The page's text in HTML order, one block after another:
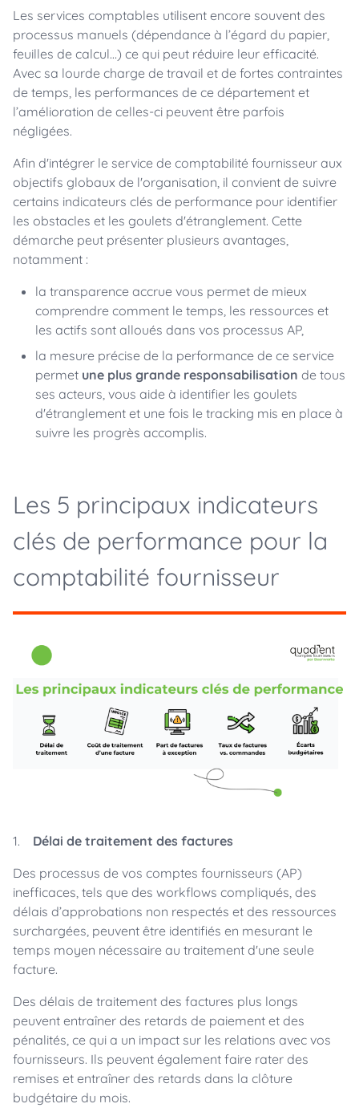
Les services comptables utilisent encore souvent des
processus manuels (dépendance à l’égard du papier,
feuilles de calcul…) ce qui peut réduire leur efficacité.
Avec sa lourde charge de travail et de fortes contraintes
de temps, les performances de ce département et
l’amélioration de celles-ci peuvent être parfois
négligées.
Afin d'intégrer le service de comptabilité fournisseur aux
objectifs globaux de l'organisation, il convient de suivre
certains indicateurs clés de performance pour identifier
les obstacles et les goulets d'étranglement. Cette
démarche peut présenter plusieurs avantages,
notamment :
la transparence accrue vous permet de mieux
comprendre comment le temps, les ressources et
les actifs sont alloués dans vos processus AP,
la mesure précise de la performance de ce service
permet une plus grande responsabilisation de tous
ses acteurs, vous aide à identifier les goulets
d'étranglement et une fois le tracking mis en place à
suivre les progrès accomplis.
Les 5 principaux indicateurs
clés de performance pour la
comptabilité fournisseur
1. Délai de traitement des factures
Des processus de vos comptes fournisseurs (AP)
inefficaces, tels que des workflows compliqués, des
délais d’approbations non respectés et des ressources
surchargées, peuvent être identifiés en mesurant le
temps moyen nécessaire au traitement d'une seule
facture.
Des délais de traitement des factures plus longs
peuvent entraîner des retards de paiement et des
pénalités, ce qui a un impact sur les relations avec vos
fournisseurs. Ils peuvent également faire rater des
remises et entraîner des retards dans la clôture
budgétaire du mois.